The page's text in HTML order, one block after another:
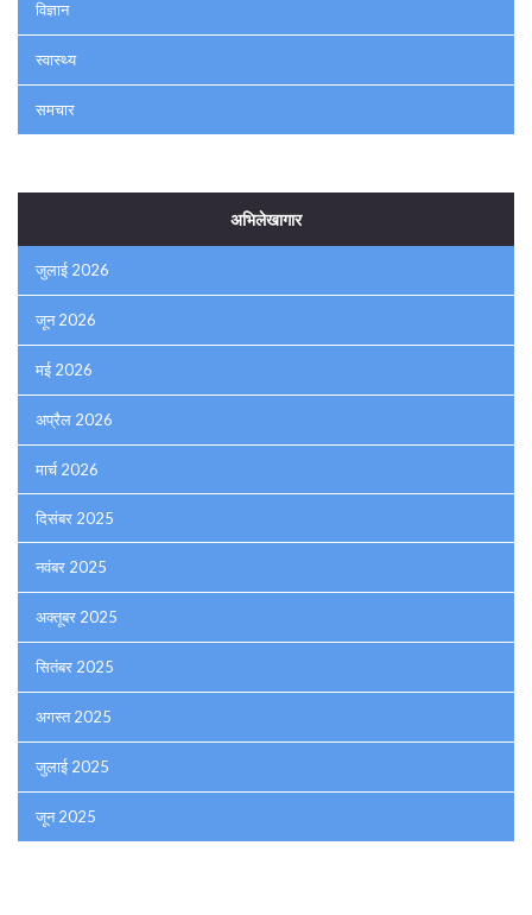
विज्ञान
स्वास्थ्य
समचार
अभिलेखागार
जुलाई 2026
जून 2026
मई 2026
अप्रैल 2026
मार्च 2026
दिसंबर 2025
नवंबर 2025
अक्तूबर 2025
सितंबर 2025
अगस्त 2025
जुलाई 2025
जून 2025